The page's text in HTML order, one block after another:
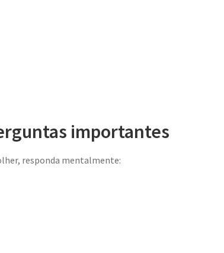
importantes
responda mentalmente: